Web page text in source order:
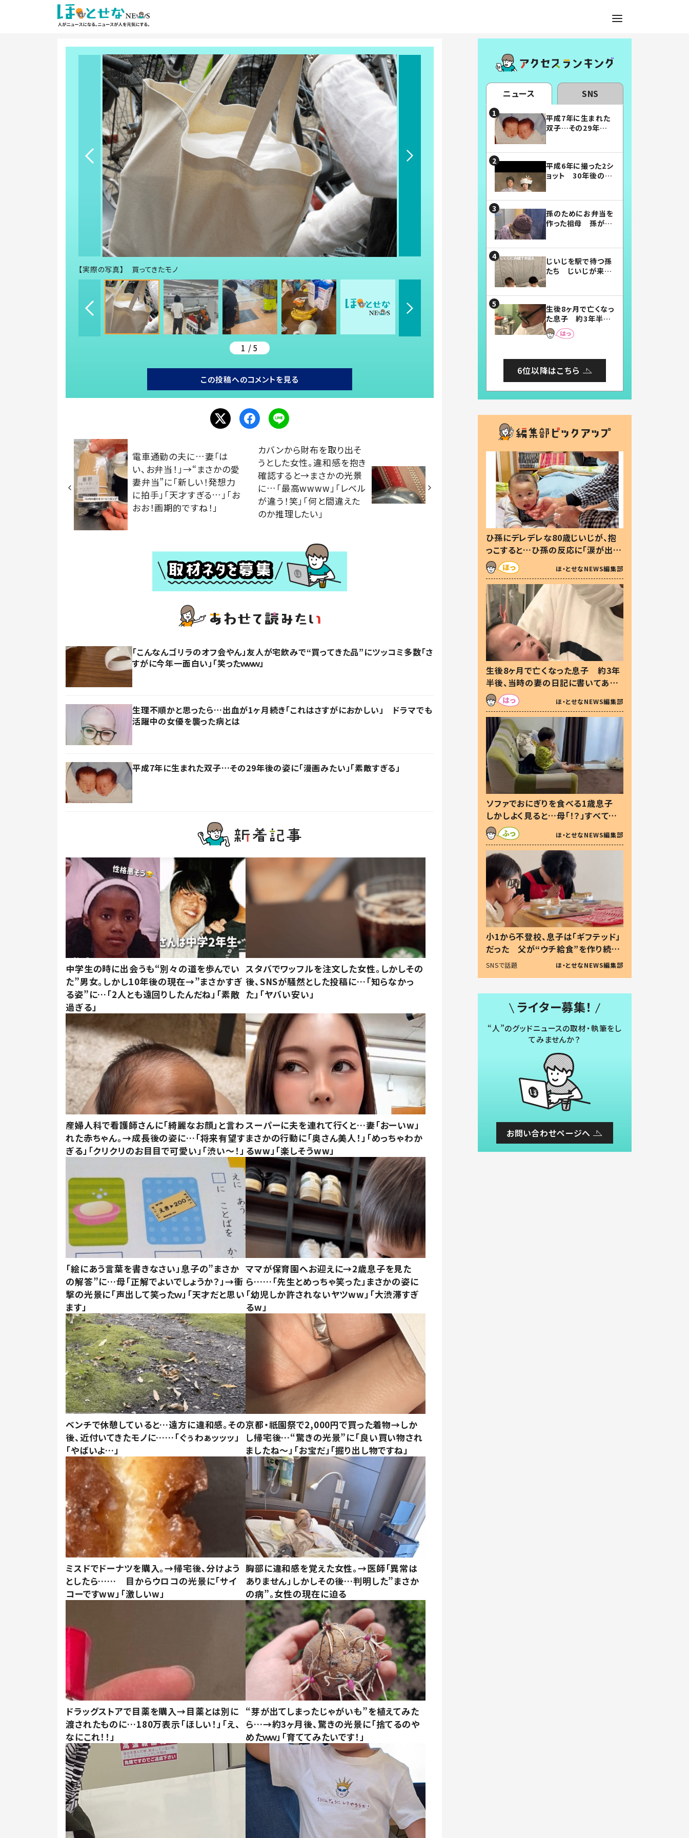
【実際の写真】 買ってきたモノ
1 / 5
この投稿へのコメントを見る
電車通勤の夫に…妻「は
い、お弁当！」→“まさかの愛
妻弁当”に「新しい！発想力
に拍手」「天才すぎる…」「お
おお！画期的ですね！」
カバンから財布を取り出そ
うとした女性。違和感を抱き
確認すると→まさかの光景
に…「最高wwww」「レベル
が違う！笑」「何と間違えた
のか推理したい」
「こんなんゴリラのオフ会やん」友人が宅飲みで“買ってきた品”にツッコミ多数「さ
すがに今年一面白い」「笑ったｗｗｗ」
生理不順かと思ったら…出血が1ヶ月続き「これはさすがにおかしい」 ドラマでも
活躍中の女優を襲った病とは
平成7年に生まれた双子…その29年後の姿に「漫画みたい」「素敵すぎる」
中学生の時に出会うも“別々の道を歩んでい
た”男女。しかし10年後の現在→”まさかすぎ
る姿”に…「2人とも遠回りしたんだね」「素敵
過ぎる」
スタバでワッフルを注文した女性。しかしその
後、SNSが騒然とした投稿に…「知らなかっ
た」「ヤバい安い」
産婦人科で看護師さんに「綺麗なお顔」と言わ
れた赤ちゃん。→成長後の姿に…「将来有望す
ぎる」「クリクリのお目目で可愛い」「渋い～！」
スーパーに夫を連れて行くと…妻「おーいw」
まさかの行動に「奥さん美人！」「めっちゃわか
るww」「楽しそうww」
「絵にあう言葉を書きなさい」息子の”まさか
の解答”に…母「正解でよいでしょうか？」→衝
撃の光景に「声出して笑ったｗ」「天才だと思い
ます」
ママが保育園へお迎えに→2歳息子を見た
ら……「先生とめっちゃ笑った」まさかの姿に
「幼児しか許されないヤツww」「大渋滞すぎ
るw」
ベンチで休憩していると…遠方に違和感。その
後、近付いてきたモノに……「ぐぅわぁッッッ」
「やばいよ…」
京都・祇園祭で2,000円で買った着物→しか
し帰宅後…“驚きの光景”に「良い買い物され
ましたね～」「お宝だ」「掘り出し物ですね」
ミスドでドーナツを購入。→帰宅後、分けよう
としたら…… 目からウロコの光景に「サイ
コーですww」「激しいw」
胸部に違和感を覚えた女性。→医師「異常は
ありません」しかしその後…判明した”まさか
の病”。女性の現在に迫る
ドラッグストアで目薬を購入→目薬とは別に
渡されたものに…180万表示「ほしい！」「え、
なにこれ！！」
“芽が出てしまったじゃがいも”を植えてみた
ら…→約3ヶ月後、驚きの光景に「捨てるのや
めたｗｗ」「育ててみたいです！」
ニュース SNS
平成7年に生まれた
双子…その29年後
平成6年に撮った2シ
ョット 30年後の姿
孫のためにお弁当を
作った祖母 孫が絶
じいじを駅で待つ孫
たち じいじが来た
まらない」「幸せにな
れる」
生後8ヶ月で亡くなっ
た息子 約3年半
後、当時の妻の日記
に書いてあった本音
6位以降はこちら
ひ孫にデレデレな80歳じいじが、抱
っこすると…ひ孫の反応に「涙が出ま
した」「可愛くて仕方ない」
ほ・とせなNEWS編集部
生後8ヶ月で亡くなった息子 約3年
半後、当時の妻の日記に書いてあっ
た本音とは
ほ・とせなNEWS編集部
ソファでおにぎりを食べる1歳息子
しかしよく見ると…母「！？」すべてを
察した母の投稿に「可愛いから許
す！」「現行犯〜」
ほ・とせなNEWS編集部
小1から不登校、息子は「ギフテッド」
だった 父が“ウチ給食”を作り続け
る理由とは #令和の親 #令和の子
SNSで話題 ほ・とせなNEWS編集部
ライター募集！
“人”のグッドニュースの取材・執筆をし
てみませんか？
お問い合わせページへ